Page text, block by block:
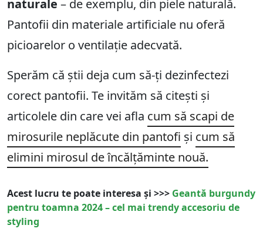
naturale – de exemplu, din piele naturală.
Pantofii din materiale artificiale nu oferă
picioarelor o ventilație adecvată.
Sperăm că știi deja cum să-ți dezinfectezi
corect pantofii. Te invităm să citești și
articolele din care vei afla cum să scapi de
mirosurile neplăcute din pantofi și cum să
elimini mirosul de încălțăminte nouă.
Acest lucru te poate interesa și >>> Geantă burgundy
pentru toamna 2024 – cel mai trendy accesoriu de
styling